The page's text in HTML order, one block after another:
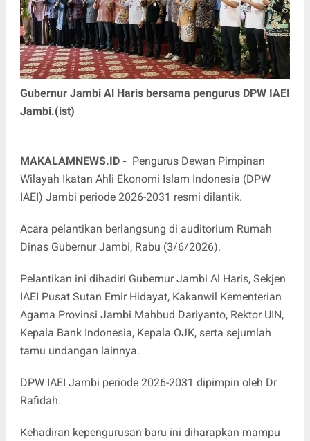
Gubernur Jambi Al Haris bersama pengurus DPW IAEI
Jambi.(ist)
MAKALAMNEWS.ID - Pengurus Dewan Pimpinan
Wilayah Ikatan Ahli Ekonomi Islam Indonesia (DPW
IAEI) Jambi periode 2026-2031 resmi dilantik.
Acara pelantikan berlangsung di auditorium Rumah
Dinas Gubernur Jambi, Rabu (3/6/2026).
Pelantikan ini dihadiri Gubernur Jambi Al Haris, Sekjen
IAEI Pusat Sutan Emir Hidayat, Kakanwil Kementerian
Agama Provinsi Jambi Mahbud Dariyanto, Rektor UIN,
Kepala Bank Indonesia, Kepala OJK, serta sejumlah
tamu undangan lainnya.
DPW IAEI Jambi periode 2026-2031 dipimpin oleh Dr
Rafidah.
Kehadiran kepengurusan baru ini diharapkan mampu